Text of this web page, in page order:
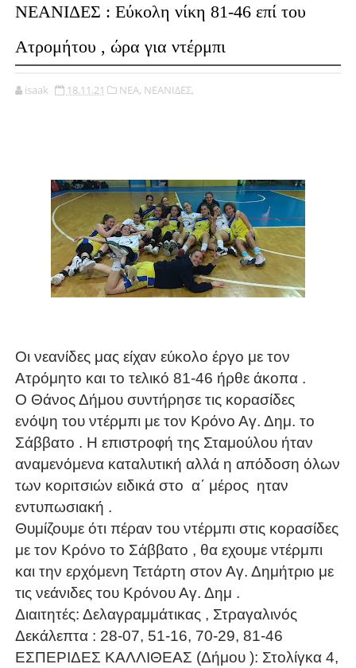
ΝΕΑΝΙΔΕΣ : Εύκολη νίκη 81-46 επί του
Ατρομήτου , ώρα για ντέρμπι
isaak 18.11.21 ΝΕΑ, ΝΕΑΝΙΔΕΣ,
Οι νεανίδες μας είχαν εύκολο έργο με τον
Ατρόμητο και το τελικό 81-46 ήρθε άκοπα .
Ο Θάνος Δήμου συντήρησε τις κορασίδες
ενόψη του ντέρμπι με τον Κρόνο Αγ. Δημ. το
Σάββατο . Η επιστροφή της Σταμούλου ήταν
αναμενόμενα καταλυτική αλλά η απόδοση όλων
των κοριτσιών ειδικά στο α΄ μέρος ηταν
εντυπωσιακή .
Θυμίζουμε ότι πέραν του ντέρμπι στις κορασίδες
με τον Κρόνο το Σάββατο , θα εχουμε ντέρμπι
και την ερχόμενη Τετάρτη στον Αγ. Δημήτριο με
τις νεάνιδες του Κρόνου Αγ. Δημ .
Διαιτητές: Δελαγραμμάτικας , Στραγαλινός
Δεκάλεπτα : 28-07, 51-16, 70-29, 81-46
ΕΣΠΕΡΙΔΕΣ ΚΑΛΛΙΘΕΑΣ (Δήμου ): Στολίγκα 4,